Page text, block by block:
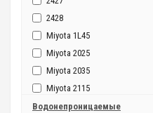
2428
Miyota 1L45
Miyota 2025
Miyota 2035
Miyota 2115
Miyota 8215
Водонепроницаемые